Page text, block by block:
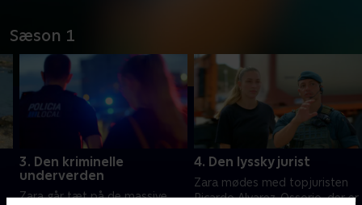
Sæson 1
3. Den kriminelle
underverden
Zara går tæt på de massive
4. Den lyssky jurist
Zara mødes med topjuristen
Ricardo Alvarez-Ossorio, der er